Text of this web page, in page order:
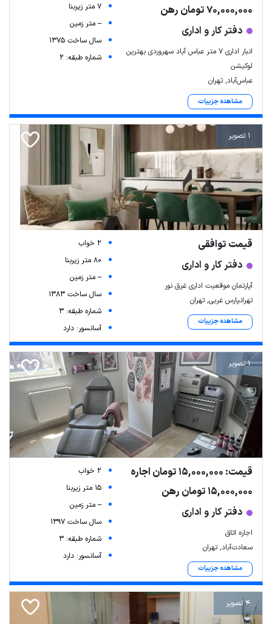
70,000,000 تومان رهن
دفتر کار و اداری
انبار اداری ۷ متر عباس آباد سهروردی بهترین
لوکیشن
عباس‌آباد, تهران
مشاهده جزییات
7 متر زیربنا
-- متر زمین
سال ساخت 1375
شماره طبقه: 2
1 تصویر
قیمت توافقی
دفتر کار و اداری
آپارتمان موقعیت اداری غرق نور
تهرانپارس غربی, تهران
مشاهده جزییات
2 خواب
80 متر زیربنا
-- متر زمین
سال ساخت 1383
شماره طبقه: 3
آسانسور: دارد
1 تصویر
قیمت: 15,000,000 تومان اجاره
15,000,000 تومان رهن
دفتر کار و اداری
اجاره اتاق
سعادت‌آباد, تهران
مشاهده جزییات
2 خواب
15 متر زیربنا
-- متر زمین
سال ساخت 1397
شماره طبقه: 3
آسانسور: دارد
4 تصویر